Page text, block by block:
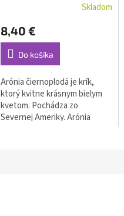
Skladom
8,40 €
Do košíka
Arónia čiernoplodá je krík,
ktorý kvitne krásnym bielym
kvetom. Pochádza zo
Severnej Ameriky. Arónia